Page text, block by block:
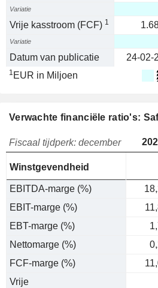
Variatie
Vrije kasstroom (FCF) 1
Variatie
Datum van publicatie 24-02-
1 EUR in Miljoen
Verwachte financiële ratio's:
Fiscaal tijdperk: december
Winstgevendheid
EBITDA-marge (%)
EBIT-marge (%)
EBT-marge (%)
Nettomarge (%)
FCF-marge (%)
Vrije